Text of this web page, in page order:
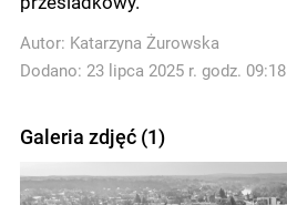
Autor: Katarzyna Żurowska
Dodano: 23 lipca 2025 r. godz. 09:18
Galeria zdjęć (1)